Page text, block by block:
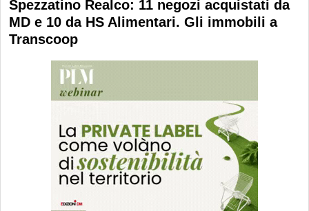
Spezzatino Realco: 11 negozi acquistati da
MD e 10 da HS Alimentari. Gli immobili a
Transcoop